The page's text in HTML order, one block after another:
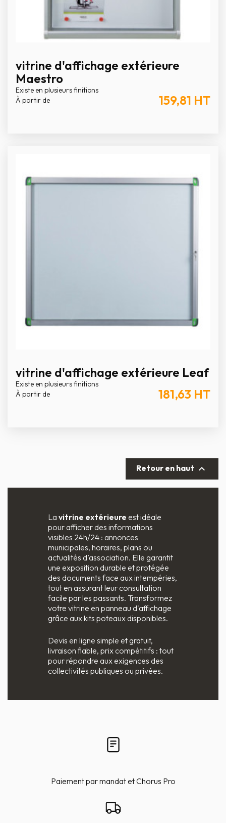
vitrine d'affichage extérieure
Maestro
Existe en plusieurs finitions
À partir de
159,81 HT
vitrine d'affichage extérieure Leaf
Existe en plusieurs finitions
À partir de
181,63 HT
Retour en haut 
La vitrine extérieure est idéale
pour afficher des informations
visibles 24h/24 : annonces
municipales, horaires, plans ou
actualités d’association. Elle garantit
une exposition durable et protégée
des documents face aux intempéries,
tout en assurant leur consultation
facile par les passants. Transformez
votre vitrine en panneau d'affichage
grâce aux kits poteaux disponibles.
Devis en ligne simple et gratuit,
livraison fiable, prix compétitifs : tout
pour répondre aux exigences des
collectivités publiques ou privées.
Paiement par mandat et Chorus Pro